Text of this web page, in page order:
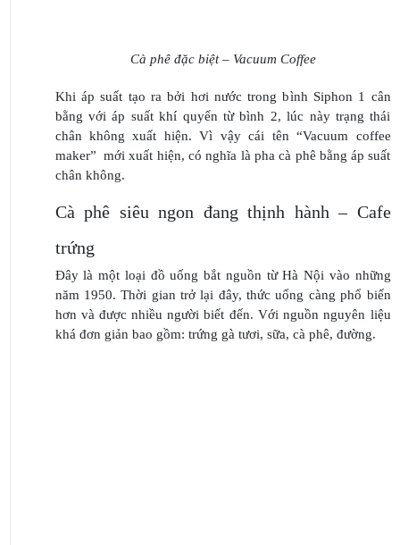
Cà phê đặc biệt – Vacuum Coffee
Khi áp suất tạo ra bởi hơi nước trong bình Siphon 1 cân
bằng với áp suất khí quyển từ bình 2, lúc này trạng thái
chân không xuất hiện. Vì vậy cái tên “Vacuum coffee
maker” mới xuất hiện, có nghĩa là pha cà phê bằng áp suất
chân không.
Cà phê siêu ngon đang thịnh hành – Cafe
trứng
Đây là một loại đồ uống bắt nguồn từ Hà Nội vào những
năm 1950. Thời gian trở lại đây, thức uống càng phổ biến
hơn và được nhiều người biết đến. Với nguồn nguyên liệu
khá đơn giản bao gồm: trứng gà tươi, sữa, cà phê, đường.